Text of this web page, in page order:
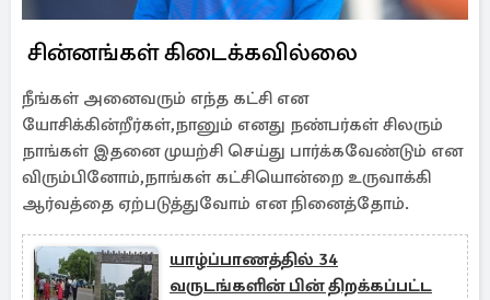
சின்னங்கள் கிடைக்கவில்லை
நீங்கள் அனைவரும் எந்த கட்சி என
யோசிக்கின்றீர்கள்,நானும் எனது நண்பர்கள் சிலரும்
நாங்கள் இதனை முயற்சி செய்து பார்க்கவேண்டும் என
விரும்பினோம்,நாங்கள் கட்சியொன்றை உருவாக்கி
ஆர்வத்தை ஏற்படுத்துவோம் என நினைத்தோம்.
யாழ்ப்பாணத்தில் 34
வருடங்களின் பின் திறக்கப்பட்ட